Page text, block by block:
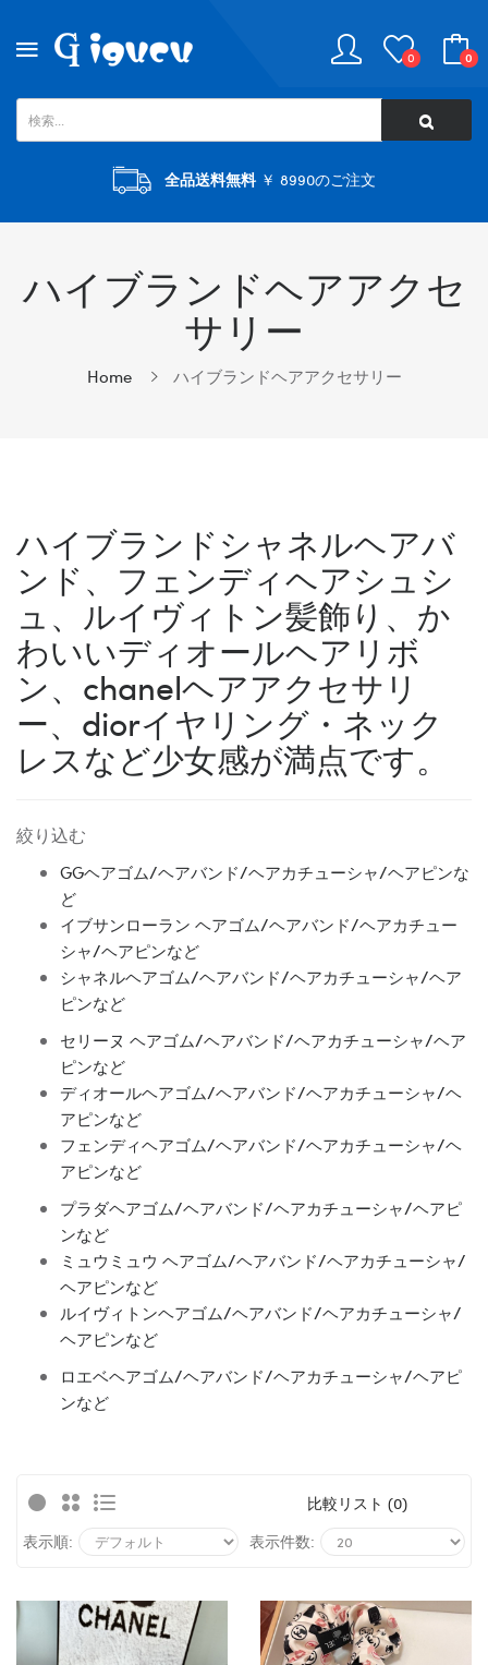
0 0
全品送料無料￥ 8990のご注文
ハイブランドヘアアクセ
サリー
Home ハイブランドヘアアクセサリー
ハイブランドシャネルヘアバ
ンド、フェンディヘアシュシ
ュ、ルイヴィトン髪飾り、か
わいいディオールヘアリボ
ン、chanelヘアアクセサリ
ー、diorイヤリング・ネック
レスなど少女感が満点です。
絞り込む
GGヘアゴム/ヘアバンド/ヘアカチューシャ/ヘアピンな
ど
イブサンローラン ヘアゴム/ヘアバンド/ヘアカチュー
シャ/ヘアピンなど
シャネルヘアゴム/ヘアバンド/ヘアカチューシャ/ヘア
ピンなど
セリーヌ ヘアゴム/ヘアバンド/ヘアカチューシャ/ヘア
ピンなど
ディオールヘアゴム/ヘアバンド/ヘアカチューシャ/ヘ
アピンなど
フェンディヘアゴム/ヘアバンド/ヘアカチューシャ/ヘ
アピンなど
プラダヘアゴム/ヘアバンド/ヘアカチューシャ/ヘアピ
ンなど
ミュウミュウ ヘアゴム/ヘアバンド/ヘアカチューシャ/
ヘアピンなど
ルイヴィトンヘアゴム/ヘアバンド/ヘアカチューシャ/
ヘアピンなど
ロエベヘアゴム/ヘアバンド/ヘアカチューシャ/ヘアピ
ンなど
比較リスト (0)
表示順:
表示件数: